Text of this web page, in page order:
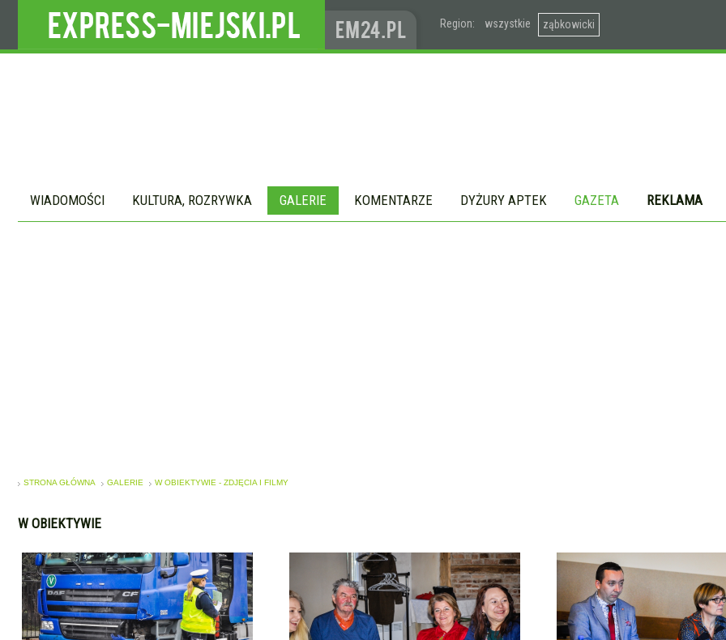
Region: wszystkie ząbkowicki
WIADOMOŚCI KULTURA, ROZRYWKA GALERIE KOMENTARZE DYŻURY APTEK GAZETA REKLAMA
STRONA GŁÓWNA GALERIE W OBIEKTYWIE - ZDJĘCIA I FILMY
W OBIEKTYWIE